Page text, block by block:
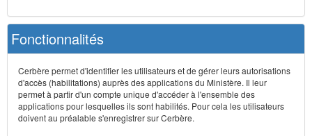
Fonctionnalités
Cerbère permet d'identifier les utilisateurs et de gérer leurs autorisations
d'accès (habilitations) auprès des applications du Ministère. Il leur
permet à partir d'un compte unique d'accéder à l'ensemble des
applications pour lesquelles ils sont habilités. Pour cela les utilisateurs
doivent au préalable s'enregistrer sur Cerbère.